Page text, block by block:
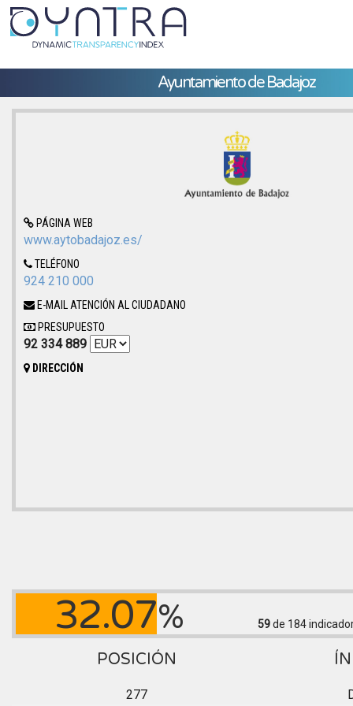
Ayuntamiento de Badajoz
PÁGINA WEB
www.aytobadajoz.es/
TELÉFONO
924 210 000
E-MAIL ATENCIÓN AL CIUDADANO
PRESUPUESTO
92 334 889
DIRECCIÓN
32.07% 59de 184
POSICIÓN
277